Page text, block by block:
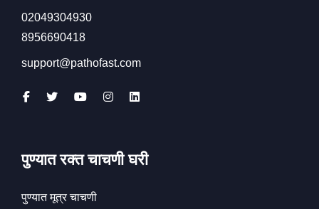
02049304930
8956690418
support@pathofast.com
पुण्यात रक्त चाचणी घरी
पुण्यात मूत्र चाचणी